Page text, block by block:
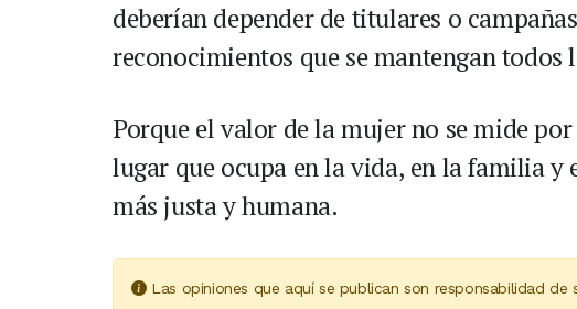
deberían depender de titulares o
reconocimientos que se mantengan todos
Porque el valor de la mujer no se mide
lugar que ocupa en la vida, en la familia y
más justa y humana.
Las opiniones que aquí se publican son responsabilidad de